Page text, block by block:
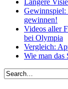
Längere
Gewinnspiel:
gewinnen!
Videos aller
bei Olympia
Vergleich:
Wie man das